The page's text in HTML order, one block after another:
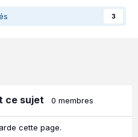
3
ce sujet 0 membres
cette page.